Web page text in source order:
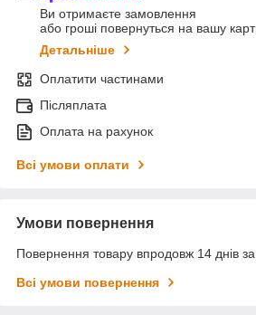
Ви отримаєте замовлення
або гроші повернуться на вашу
Детальніше
Оплатити частинами
Післяплата
Оплата на рахунок
Всі умови оплати
Умови повернення
Повернення товару впродовж 14 днів
Всі умови повернення